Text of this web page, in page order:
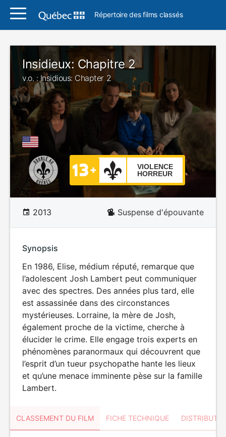
Répertoire des films classés
Insidieux: Chapitre 2
v.o. : Insidious: Chapter 2
VIOLENCE
HORREUR
2013 Suspense d'épouvante
Synopsis
En 1986, Elise, médium réputé, remarque que
l’adolescent Josh Lambert peut communiquer
avec des spectres. Des années plus tard, elle
est assassinée dans des circonstances
mystérieuses. Lorraine, la mère de Josh,
également proche de la victime, cherche à
élucider le crime. Elle engage trois experts en
phénomènes paranormaux qui découvrent que
l’esprit d’un tueur psychopathe hante les lieux
et qu’une menace imminente pèse sur la famille
Lambert.
CLASSEMENT DU FILM FICHE TECHNIQUE